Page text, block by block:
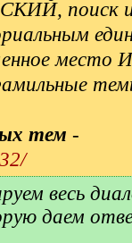
поиск
тем -
весь
даем